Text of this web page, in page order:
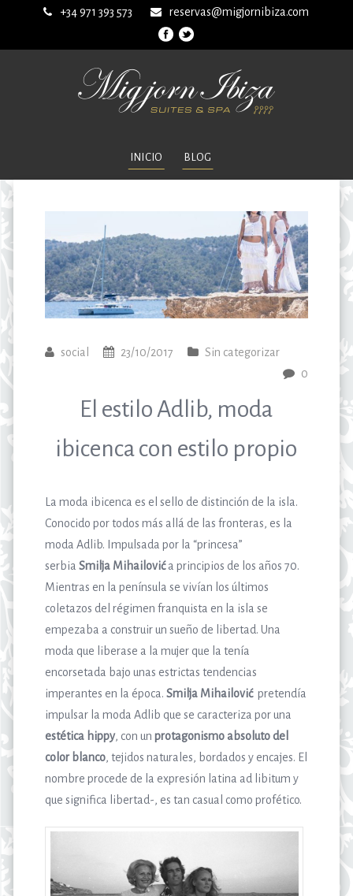
+34 971 393 573 reservas@migjornibiza.com
INICIO BLOG
social 23/10/2017
Sin categorizar
0
El estilo Adlib, moda
ibicenca con estilo propio
La moda ibicenca es el sello de distinción de la isla.
Conocido por todos más allá de las fronteras, es la
moda Adlib. Impulsada por la “princesa”
serbiaSmilja Mihailovića principios de los años 70.
Mientras en la península se vivían los últimos
coletazos del régimen franquista en la isla se
empezaba a construir un sueño de libertad. Una
moda que liberase a la mujer que la tenía
encorsetada bajo unas estrictas tendencias
imperantes en la época.Smilja Mihailovićpretendía
impulsar la moda Adlib que se caracteriza por una
estética hippy, con unprotagonismo absoluto del
color blanco, tejidos naturales, bordados y encajes. El
nombre procede de la expresión latina ad libitum y
que significa libertad-, es tan casual como profético.